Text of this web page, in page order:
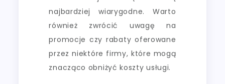
najbardziej wiarygodne. Warto
również zwrócić uwagę na
promocje czy rabaty oferowane
przez niektóre firmy, które mogą
znacząco obniżyć koszty usługi.